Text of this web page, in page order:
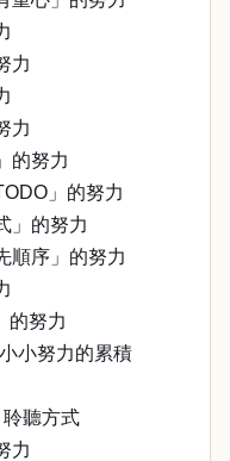
力
力
的努力
」的努力
」的努力
順序」的努力
的努力
小努力的累積
聽方式
力